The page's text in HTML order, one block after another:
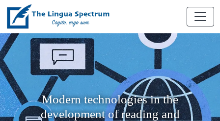
Modern technologies in the
development of reading and